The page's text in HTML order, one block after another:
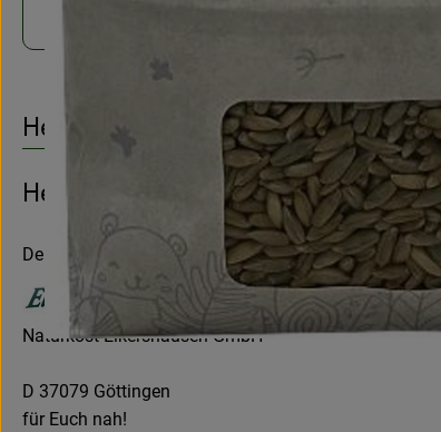
Herkunft
Hersteller: Naturkost Elkershausen
Deutschland
Naturkost Elkershausen GmbH
D 37079 Göttingen
für Euch nah!